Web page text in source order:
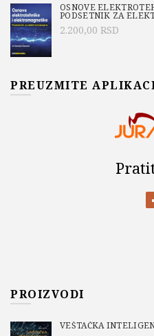
OSNOVE
PODSETNIK ZA
2.200,00 RSD
PREUZMITE
PROIZVODI
VEŠTAČKA